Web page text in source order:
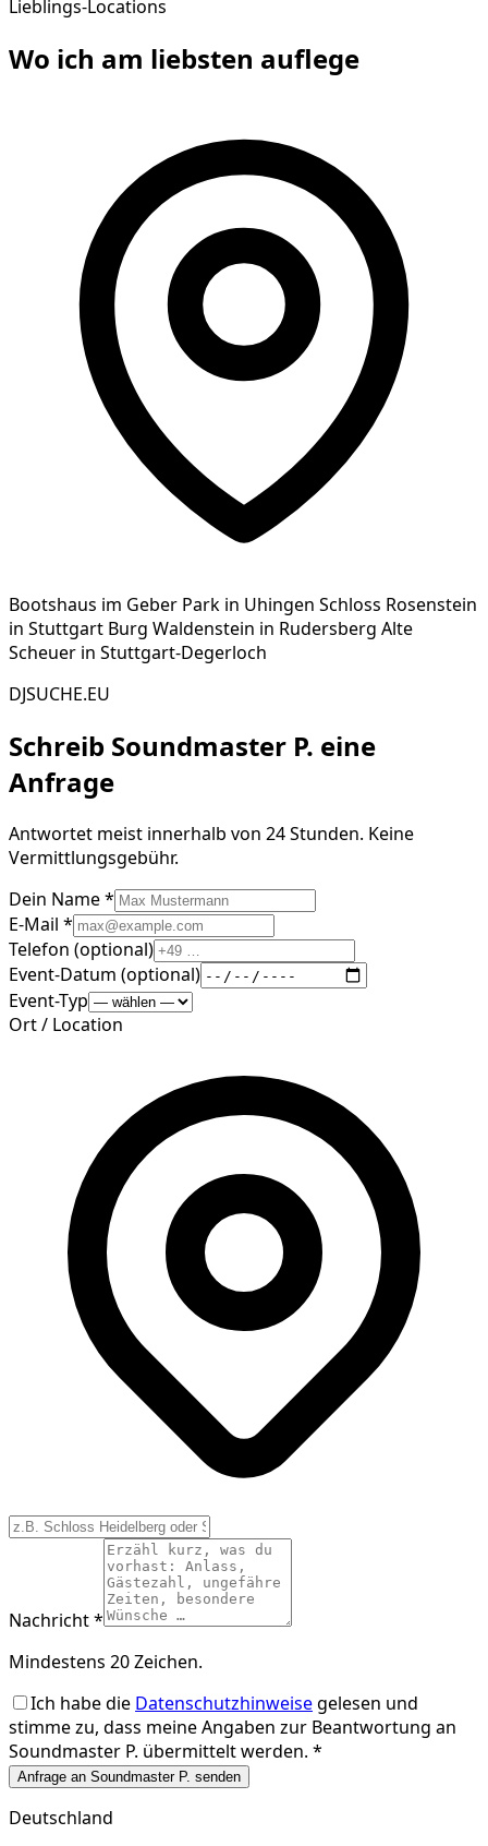
Lieblings-Locations
Wo ich am liebsten auflege
Bootshaus im Geber Park in Uhingen Schloss Rosenstein
in Stuttgart Burg Waldenstein in Rudersberg Alte
Scheuer in Stuttgart-Degerloch
DJSUCHE.EU
Schreib Soundmaster P. eine
Anfrage
Antwortet meist innerhalb von 24 Stunden. Keine
Vermittlungsgebühr.
Dein Name *
E-Mail *
Telefon (optional)
Event-Datum (optional)
Event-Typ
Ort / Location
Nachricht *
Mindestens 20 Zeichen.
Ich habe die Datenschutzhinweisegelesen und
stimme zu, dass meine Angaben zur Beantwortung an
Soundmaster P. übermittelt werden. *
Anfrage an Soundmaster P. senden
Deutschland